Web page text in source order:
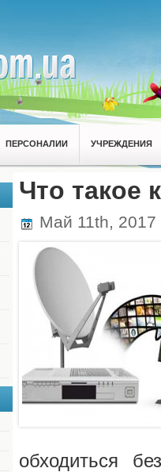
ПЕРСОНАЛИИ УЧРЕЖДЕНИЯ
Что такое
Май 11th, 2017
обходиться